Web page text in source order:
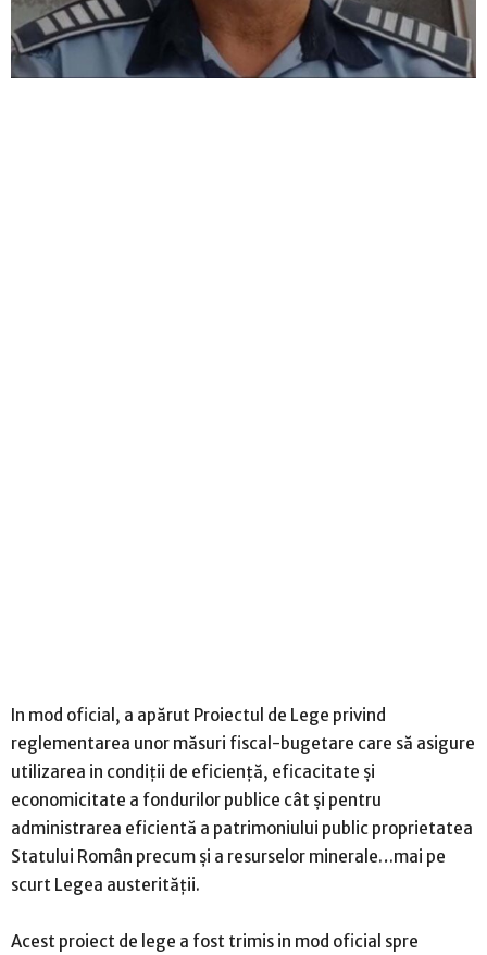
In mod oficial, a apărut Proiectul de Lege privind
reglementarea unor măsuri fiscal-bugetare care să asigure
utilizarea in condiții de eficiență, eficacitate și
economicitate a fondurilor publice cât și pentru
administrarea eficientă a patrimoniului public proprietatea
Statului Român precum și a resurselor minerale…mai pe
scurt Legea austerității.
Acest proiect de lege a fost trimis in mod oficial spre